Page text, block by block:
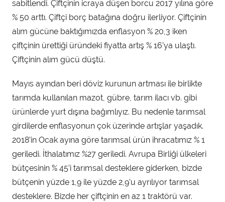
sabitlendi. Çiftçinin icraya düşen borcu 2017 yılına göre
% 50 arttı. Çiftçi borç batağına doğru ilerliyor. Çiftçinin
alım gücüne baktığımızda enflasyon % 20,3 iken
çiftçinin ürettiği üründeki fiyatta artış % 16’ya ulaştı.
Çiftçinin alım gücü düştü.
Mayıs ayından beri döviz kurunun artması ile birlikte
tarımda kullanılan mazot, gübre, tarım ilacı vb. gibi
ürünlerde yurt dışına bağımlıyız. Bu nedenle tarımsal
girdilerde enflasyonun çok üzerinde artışlar yaşadık.
2018’in Ocak ayına göre tarımsal ürün ihracatımız % 1
geriledi. İthalatımız %27 geriledi. Avrupa Birliği ülkeleri
bütçesinin % 45’i tarımsal desteklere giderken, bizde
bütçenin yüzde 1,9 ile yüzde 2,9’u ayrılıyor tarımsal
desteklere. Bizde her çiftçinin en az 1 traktörü var.